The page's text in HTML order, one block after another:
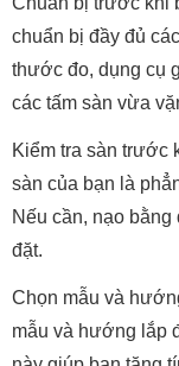
chuẩn bị đầy đủ
thước đo, dụng cụ
các tấm sàn vừa
Kiểm tra sàn trước
sàn của bạn là
Nếu cần, nạo
đặt.
Chọn mẫu và
mẫu và hướng lắp